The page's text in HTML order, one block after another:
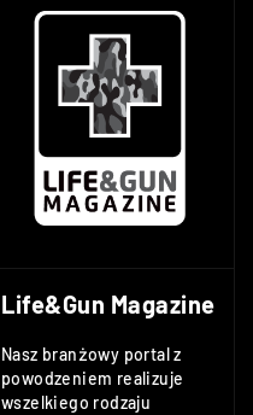
Life&Gun Magazine
Nasz branżowy portal z
powodzeniem realizuje
wszelkiego rodzaju